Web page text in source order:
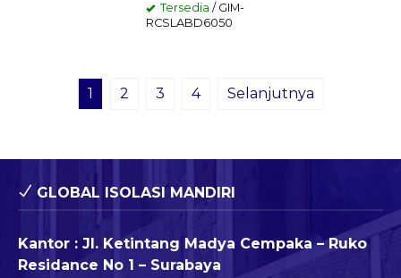
Tersedia / GIM-
RCSLABD6050
1 2 3 4 Selanjutnya
GLOBAL ISOLASI MANDIRI
Kantor : Jl. Ketintang Madya Cempaka – Ruko
Residance No 1 – Surabaya